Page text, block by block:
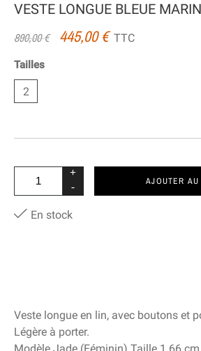
VESTE LONGUE BLEUE
890,00 € 445,00 €TTC
Tailles
2
+
-
AJOUTER AU
En stock
Veste longue en lin, avec boutons et
Légère à porter.